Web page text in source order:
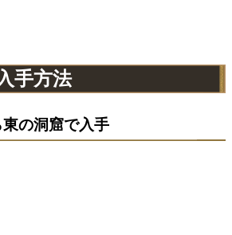
手方法
の洞窟で入手